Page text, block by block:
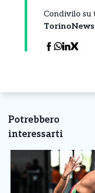
Condivilo su
Potrebbero
interessarti